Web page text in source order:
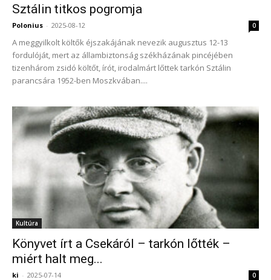
Sztálin titkos pogromja
Polonius - 2025-08-12 0
A meggyilkolt költők éjszakájának nevezik augusztus 12-13
fordulóját, mert az állambiztonság székházának pincéjében
tizenhárom zsidó költőt, írót, irodalmárt lőttek tarkón Sztálin
parancsára 1952-ben Moszkvában....
Kultúra
Könyvet írt a Csekáról – tarkón lőtték –
miért halt meg...
ki - 2025-07-14 0